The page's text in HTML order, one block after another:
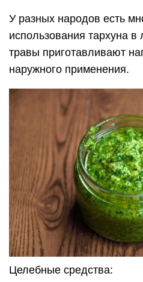
У разных народов есть
использования тархуна
травы приготавливают
наружного применения.
Целебные средства: